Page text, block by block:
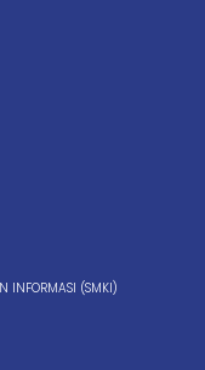
INFORMASI (SMKI)